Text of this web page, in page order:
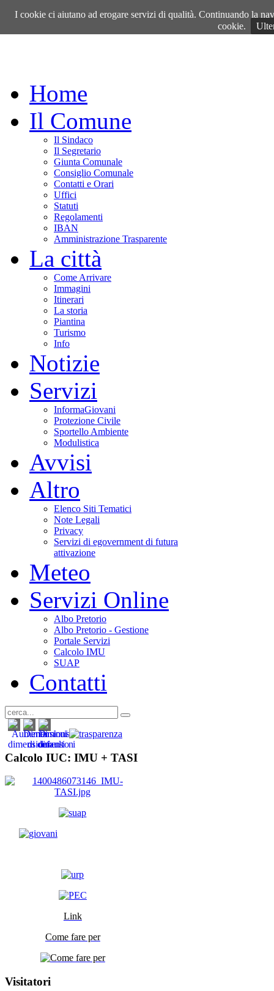
Sabato, 08 Agosto 2026
Home
Il Comune
Il Sindaco
Il Segretario
Giunta Comunale
Consiglio Comunale
Contatti e Orari
Uffici
Statuti
Regolamenti
IBAN
Amministrazione Trasparente
La città
Come Arrivare
Immagini
Itinerari
La storia
Piantina
Turismo
Info
Notizie
Servizi
InformaGiovani
Protezione Civile
Sportello Ambiente
Modulistica
Avvisi
Altro
Elenco Siti Tematici
Note Legali
Privacy
Servizi di egovernment di futura
attivazione
Meteo
Servizi Online
Albo Pretorio
Albo Pretorio - Gestione
Portale Servizi
Calcolo IMU
SUAP
Contatti
Calcolo IUC: IMU + TASI
Link
Come fare per
Visitatori
I cookie ci aiutano ad erogare servizi di qualità. Continuando la
cookie.